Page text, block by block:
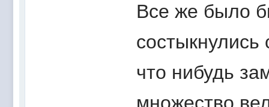
Все же было
что нибудь